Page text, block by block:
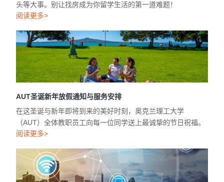
头等大事。别让找房成为你留学生活的第一道难题！
阅读更多>
AUT圣诞新年放假通知与服务安排
在这圣诞与新年即将到来的美好时刻，奥克兰理工大学
（AUT）全体教职员工向每一位同学送上最诚挚的节日祝福。
阅读更多>